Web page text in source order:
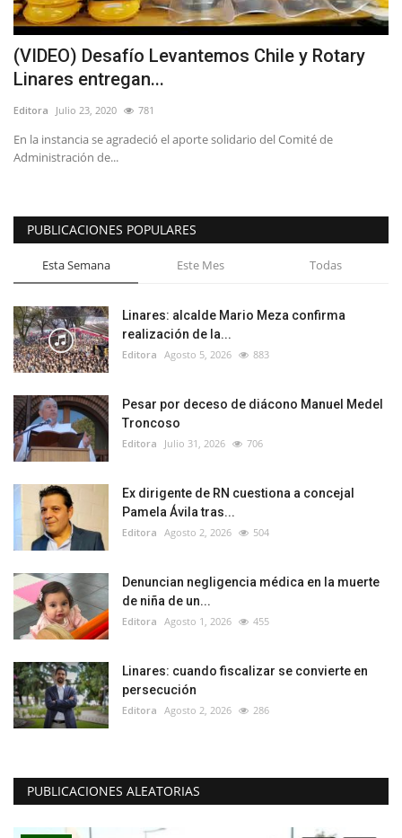
(VIDEO) Desafío Levantemos Chile y Rotary
Linares entregan...
Editora Julio 23, 2020 781
En la instancia se agradeció el aporte solidario del Comité de
Administración de...
PUBLICACIONES POPULARES
Esta Semana Este Mes Todas
Linares: alcalde Mario Meza confirma
realización de la...
Editora Agosto 5, 2026 883
Pesar por deceso de diácono Manuel Medel
Troncoso
Editora Julio 31, 2026 706
Ex dirigente de RN cuestiona a concejal
Pamela Ávila tras...
Editora Agosto 2, 2026 504
Denuncian negligencia médica en la muerte
de niña de un...
Editora Agosto 1, 2026 455
Linares: cuando fiscalizar se convierte en
persecución
Editora Agosto 2, 2026 286
PUBLICACIONES ALEATORIAS